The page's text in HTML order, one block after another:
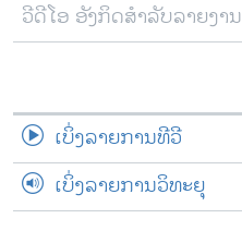
ວີດີໂອ ອັງກິດສຳລັບລາຍງານ
ເບິ່ງລາຍການທີວີ
ເບິ່ງລາຍການວິທະຍຸ